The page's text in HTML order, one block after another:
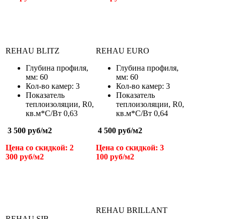
REHAU BLITZ
Глубина профиля,
мм: 60
Кол-во камер: 3
Показатель
теплоизоляции, R0,
кв.м*С/Вт 0,63
3 500 руб/м2
Цена со скидкой: 2
300 руб/м2
REHAU EURO
Глубина профиля,
мм: 60
Кол-во камер: 3
Показатель
теплоизоляции, R0,
кв.м*С/Вт 0,64
4 500 руб/м2
Цена со скидкой: 3
100 руб/м2
REHAU BRILLANT